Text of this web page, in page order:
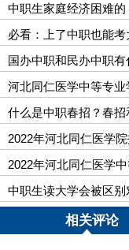
中职生家庭经济困难的
必看：上了中职也能
国办中职和民办中职
河北同仁医学中等专
什么是中职春招？春
2022年河北同仁医学
2022年河北同仁医学
名啦！
中职生读大学会被区别
相关评论